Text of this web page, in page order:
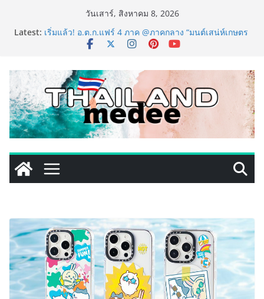
วันเสาร์, สิงหาคม 8, 2026
Latest: เริ่มแล้ว! อ.ต.ก.แฟร์ 4 ภาค @ภาคกลาง “มนต์เสน่ห์เกษตร
ไทย สู่ใจกลางมหานคร” ชวนชิม ช้อป สินค้าเกษตร
ททท. ประกาศความสำเร็จ Village to the World Season
5 ผนึก 9 พันธมิตร ขับเคลื่อน ESG Tourism สืบสานพระ
ราชปณิธาน สร้างคุณค่าการท่องเที่ยวไทยอย่างยั่งยืน
เหิงลี่ แมนูแฟคเจอริ่ง เทคโนโลยี (ไทยแลนด์) เปิดโรงงาน
แห่งใหม่ในชลบุรี เดินหน้าขยายฐานการผลิตสู่เอเชียตะวัน
ออกเฉียงใต้ เสริมแกร่งยุทธศาสตร์ระดับโลก
LORDNINE จัดศึกคนดังสายเกม ไทย ปะทะ ฟิลิปปินส์ ใน
“Rise of the Tenth Lord” เปิดสงครามกิลด์ข้ามประเทศ
ฉลองเซิร์ฟเวอร์ใหม่ เฮเลนา
PIPPER STANDARD® เปิดตัวแชมพูอาบน้ำ และ โฟมอาบ
แห้งสัตว์เลี้ยง ชูนวัตกรรมพลังธรรมชาติ “Zero-Residue”